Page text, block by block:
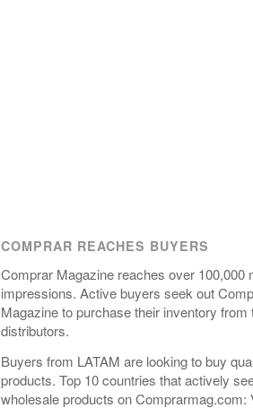
COMPRAR REACHES BUYERS
Comprar Magazine reaches over 100,000
impressions. Active buyers seek out
Magazine to purchase their inventory from
distributors.
Buyers from LATAM are looking to buy
products. Top 10 countries that actively
wholesale products on Comprarmag.com: